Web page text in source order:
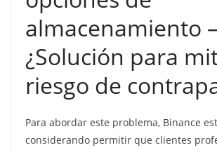
almacenamiento –
¿Solución para
riesgo de
Para abordar este problema, Binance
considerando permitir que clientes